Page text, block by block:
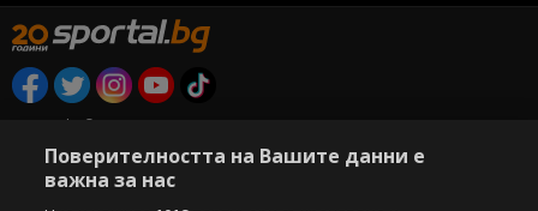
Copyright © 2007-2026 Агенция Спортал. Всички права запазени.
Този уебсайт е собственост на
Sportal Media Group
За нас Екип За рекламa
Поверителността на Вашите данни е
важна за нас